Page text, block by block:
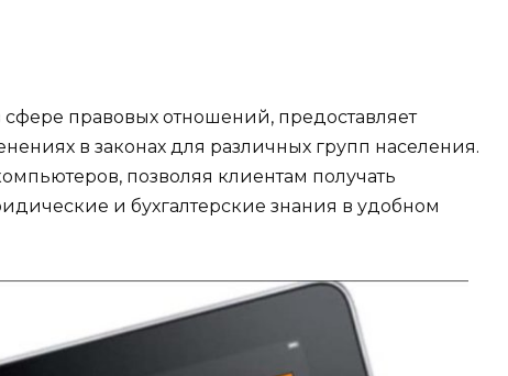
правовых отношений, предоставляет
в законах для различных групп населения.
позволяя клиентам получать
и бухгалтерские знания в удобном